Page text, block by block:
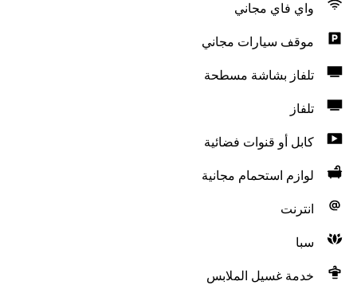
واي فاي مجاني
موقف سيارات مجاني
تلفاز بشاشة مسطحة
تلفاز
كابل أو قنوات فضائية
لوازم استحمام مجانية
انترنت
سبا
خدمة غسيل الملابس